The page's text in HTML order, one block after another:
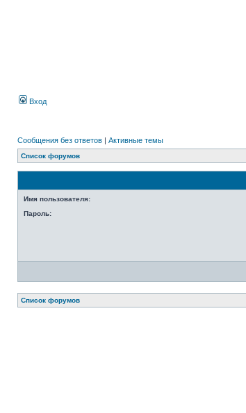
Вход
Сообщения без ответов | Активные темы
Список форумов
Имя пользователя:
Пароль:
Список форумов